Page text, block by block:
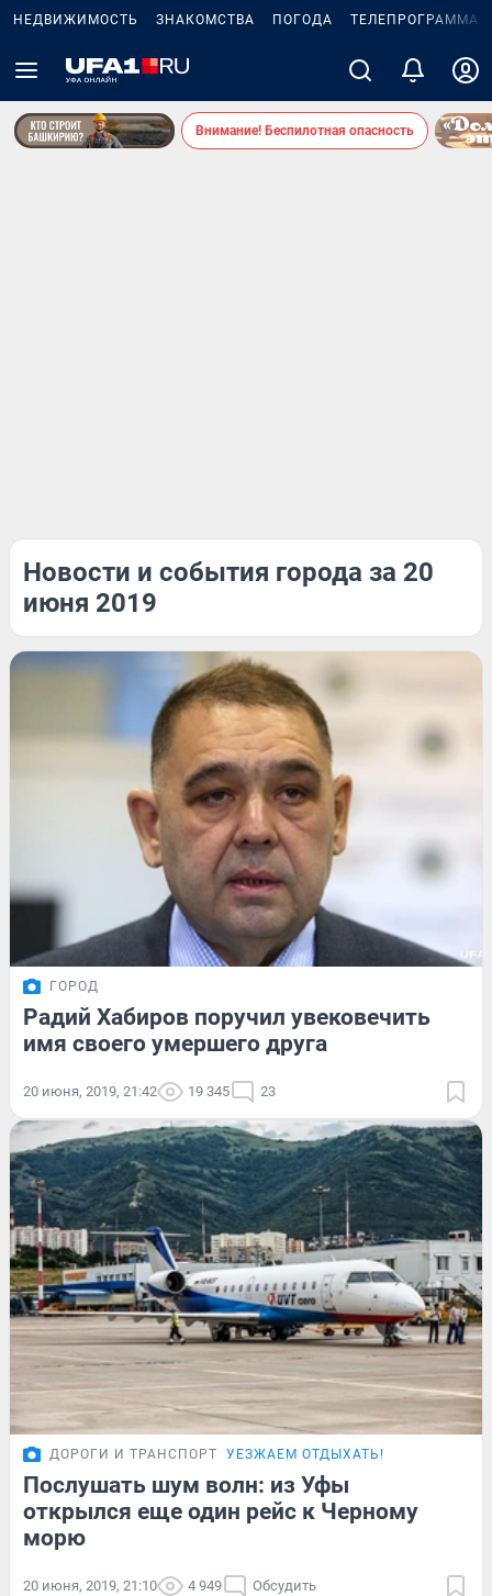
НЕДВИЖИМОСТЬ ЗНАКОМСТВА ПОГОДА ТЕЛЕПРОГРАММА
Внимание! Беспилотная опасность
Новости и события города за 20
июня 2019
ГОРОД
Радий Хабиров поручил увековечить
имя своего умершего друга
20 июня, 2019, 21:42 19 345 23
ДОРОГИ И ТРАНСПОРТ УЕЗЖАЕМ ОТДЫХАТЬ!
Послушать шум волн: из Уфы
открылся еще один рейс к Черному
морю
20 июня, 2019, 21:10 4 949 Обсудить